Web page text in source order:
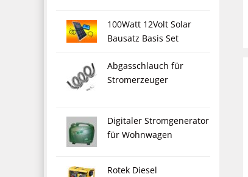
100Watt 12Volt Solar
Bausatz Basis Set
Abgasschlauch für
Stromerzeuger
Digitaler Stromgenerator
für Wohnwagen
Rotek Diesel